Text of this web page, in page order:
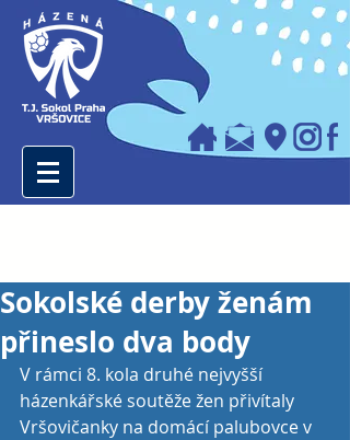
Sokolské derby ženám
přineslo dva body
V rámci 8. kola druhé nejvyšší
házenkářské soutěže žen přivítaly
Vršovičanky na domácí palubovce v